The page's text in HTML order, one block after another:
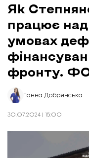
Новини
Відбудова
Ексклюзив
Бізнес
Шлях додому
Відбудова. Життя
Колонки
Про нас
Редакційна
Як
працює
умовах
фронту.
Ганна Добрянська
30.07.2024 | 15:00